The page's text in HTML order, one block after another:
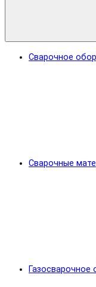
Сварочное
Сварочные
Газосварочное